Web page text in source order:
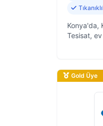
Konya'da,
Tesisat, ev
Gold Üye